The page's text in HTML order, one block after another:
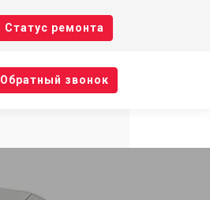
Cтатус ремонта
Oбратный звонок